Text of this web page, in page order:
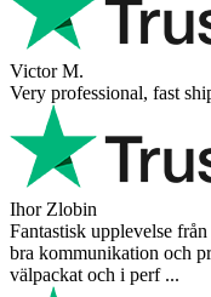
Victor M.
Very professional, fast
Ihor Zlobin
Fantastisk upplevelse
bra kommunikation och
välpackat och i perf ...